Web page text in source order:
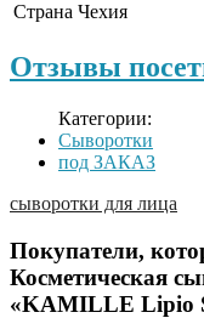
Страна Чехия
Отзывы
Категории:
Сыворотки
под ЗАКАЗ
сыворотки для лица
Покупатели,
Косметическая
«KAMILLE Lipio